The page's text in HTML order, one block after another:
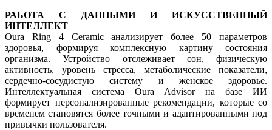
РАБОТА С ДАННЫМИ И ИСКУССТВЕННЫЙ
ИНТЕЛЛЕКТ
Oura Ring 4 Ceramic анализирует более 50 параметров
здоровья, формируя комплексную картину состояния
организма. Устройство отслеживает сон, физическую
активность, уровень стресса, метаболические показатели,
сердечно-сосудистую систему и женское здоровье.
Интеллектуальная система Oura Advisor на базе ИИ
формирует персонализированные рекомендации, которые со
временем становятся более точными и адаптированными под
привычки пользователя.